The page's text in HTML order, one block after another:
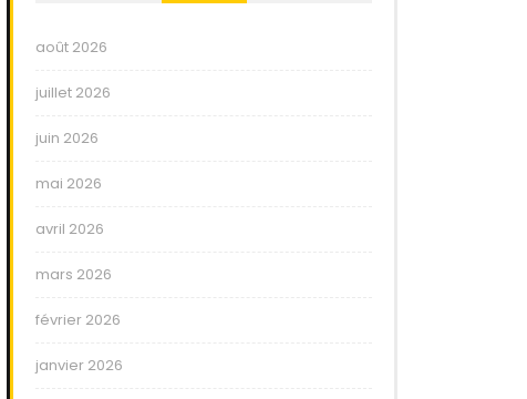
août 2026
juillet 2026
juin 2026
mai 2026
avril 2026
mars 2026
février 2026
janvier 2026